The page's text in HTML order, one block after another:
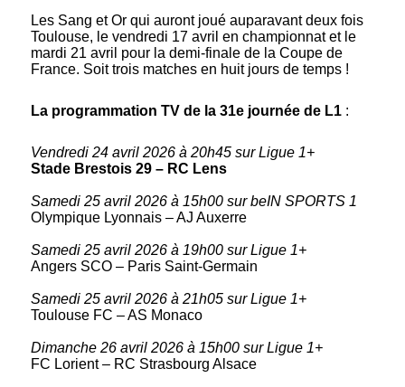
Les Sang et Or qui auront joué auparavant deux fois
Toulouse, le vendredi 17 avril en championnat et le
mardi 21 avril pour la demi-finale de la Coupe de
France. Soit trois matches en huit jours de temps !
La programmation TV de la 31e journée de L1 :
Vendredi 24 avril 2026 à 20h45 sur Ligue 1+
Stade Brestois 29 – RC Lens
Samedi 25 avril 2026 à 15h00 sur beIN SPORTS 1
Olympique Lyonnais – AJ Auxerre
Samedi 25 avril 2026 à 19h00 sur Ligue 1+
Angers SCO – Paris Saint-Germain
Samedi 25 avril 2026 à 21h05 sur Ligue 1+
Toulouse FC – AS Monaco
Dimanche 26 avril 2026 à 15h00 sur Ligue 1+
FC Lorient – RC Strasbourg Alsace